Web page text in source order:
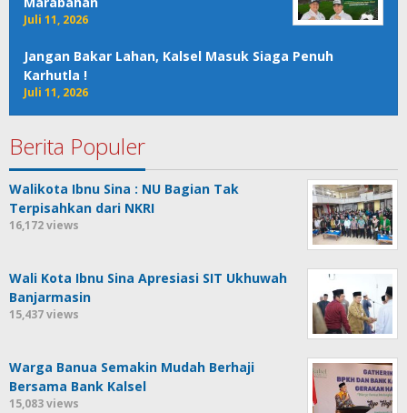
Juli 11, 2026
Jangan Bakar Lahan, Kalsel Masuk Siaga Penuh
Karhutla !
Juli 11, 2026
Berita Populer
Walikota Ibnu Sina : NU Bagian Tak
Terpisahkan dari NKRI
16,172 views
Wali Kota Ibnu Sina Apresiasi SIT Ukhuwah
Banjarmasin
15,437 views
Warga Banua Semakin Mudah Berhaji
Bersama Bank Kalsel
15,083 views